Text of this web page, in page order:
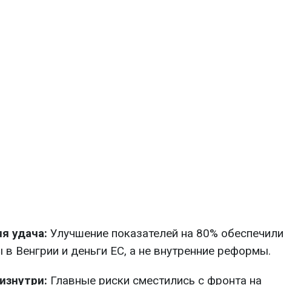
удача: Улучшение показателей на 80% обеспечили
Венгрии и деньги ЕС, а не внутренние реформы.
Главные риски сместились с фронта на